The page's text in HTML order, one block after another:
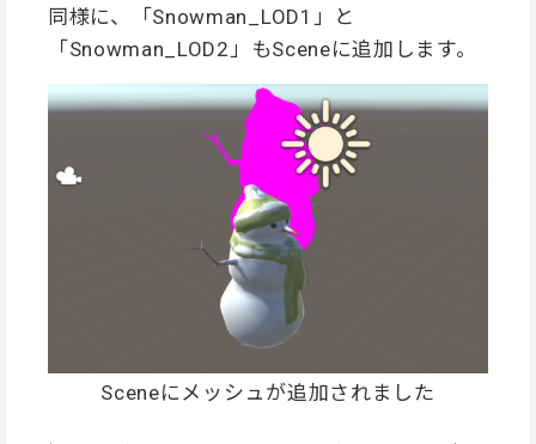
同様に、「Snowman_LOD1」と
「Snowman_LOD2」もSceneに追加します。
Sceneにメッシュが追加されました